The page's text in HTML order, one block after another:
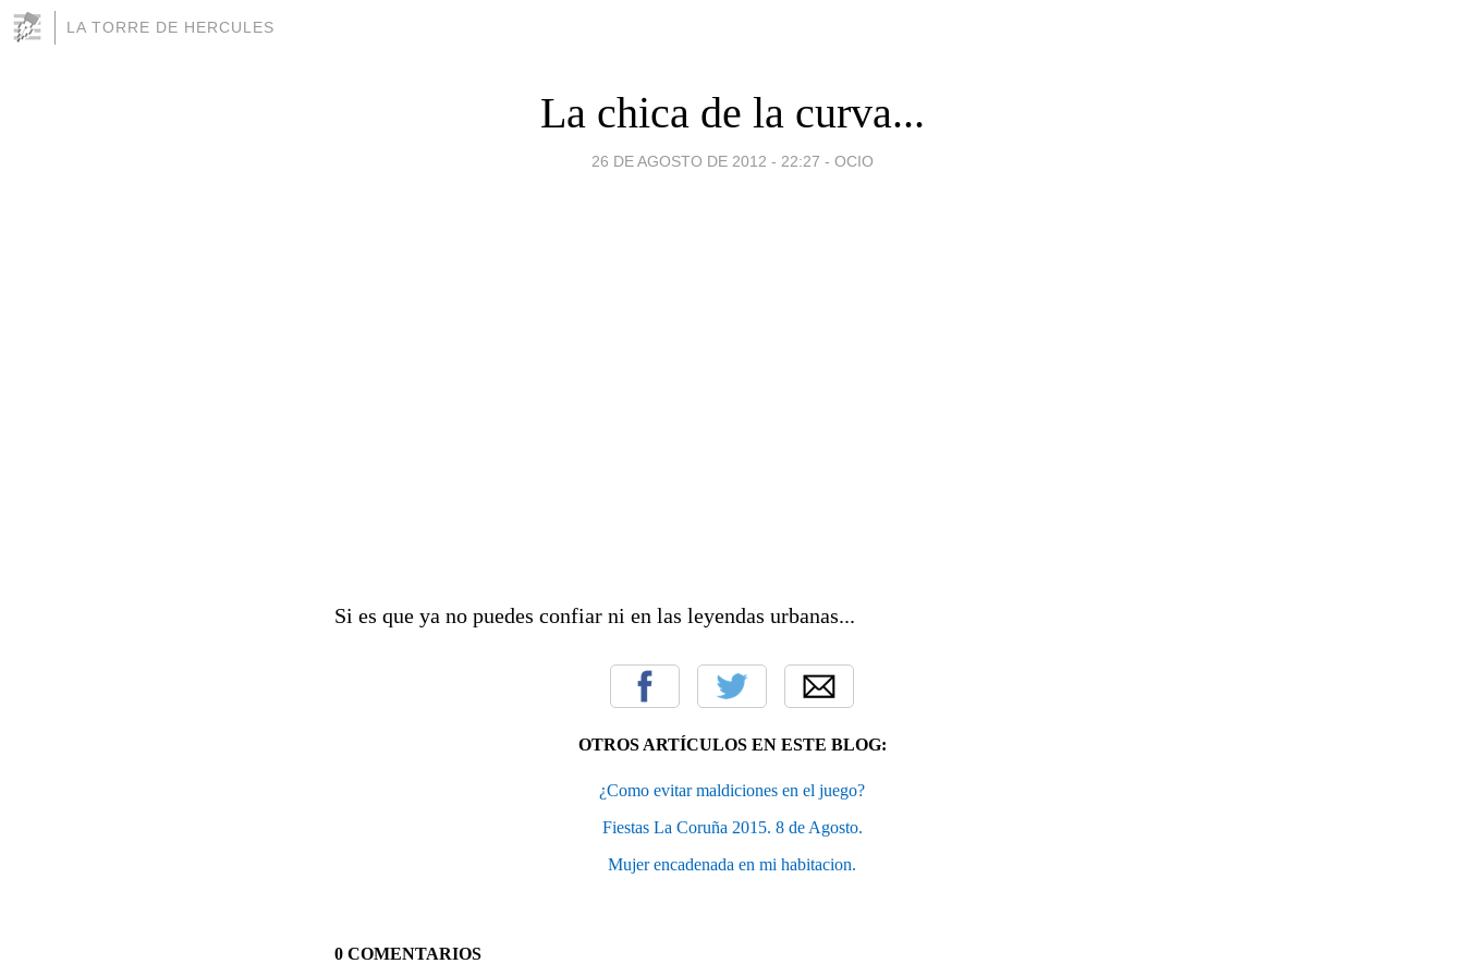
LA TORRE DE HERCULES
La chica de la curva...
26 DE AGOSTO DE 2012 - 22:27 - OCIO
Si es que ya no puedes confiar ni en las leyendas urbanas...
OTROS ARTÍCULOS EN ESTE BLOG:
¿Como evitar maldiciones en el juego?
Fiestas La Coruña 2015. 8 de Agosto.
Mujer encadenada en mi habitacion.
0 COMENTARIOS